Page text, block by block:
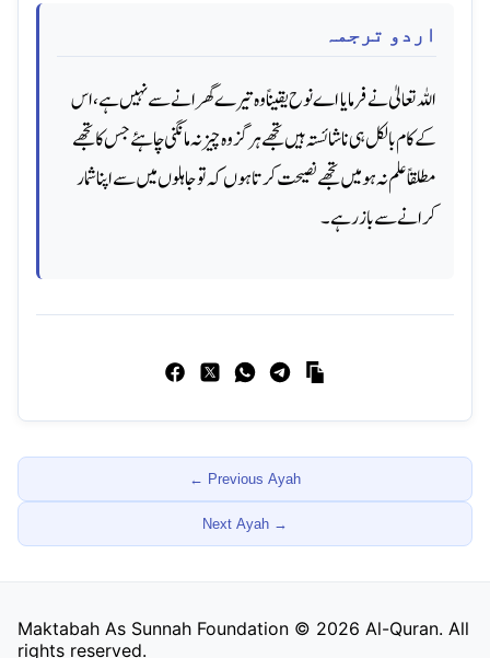
اردو ترجمہ
اللہ تعالیٰ نے فرمایا اے نوح یقیناً وه تیرے گھرانے سے نہیں ہے ، اس
کے کام بالکل ہی ناشائستہ ہیں تجھے ہرگز وه چیز نہ مانگنی چاہئے جس کا تجھے
مطلقاً علم نہ ہو میں تجھے نصیحت کرتا ہوں کہ تو جاہلوں میں سے اپنا شمار
کرانے سے باز رہے۔
← Previous Ayah
Next Ayah →
Maktabah As Sunnah Foundation © 2026 Al-Quran. All
rights reserved.